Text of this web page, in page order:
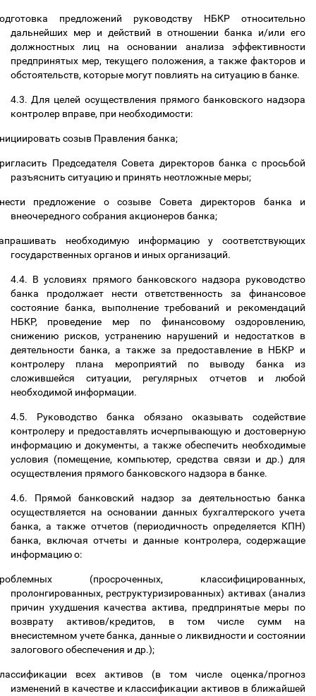
предложений руководству НБКР относительно
дальнейших мер и действий в отношении банка и/или его
должностных лиц на основании анализа эффективности
предпринятых мер, текущего положения, а также факторов и
обстоятельств, которые могут повлиять на ситуацию в банке.
4.3. Для целей осуществления прямого банковского надзора
контролер вправе, при необходимости:
созыв Правления банка;
Председателя Совета директоров банка с просьбой
разъяснить ситуацию и принять неотложные меры;
предложение о созыве Совета директоров банка и
внеочередного собрания акционеров банка;
необходимую информацию у соответствующих
государственных органов и иных организаций.
4.4. В условиях прямого банковского надзора руководство
банка продолжает нести ответственность за финансовое
состояние банка, выполнение требований и рекомендаций
НБКР, проведение мер по финансовому оздоровлению,
снижению рисков, устранению нарушений и недостатков в
деятельности банка, а также за предоставление в НБКР и
контролеру плана мероприятий по выводу банка из
сложившейся ситуации, регулярных отчетов и любой
необходимой информации.
4.5. Руководство банка обязано оказывать содействие
контролеру и предоставлять исчерпывающую и достоверную
информацию и документы, а также обеспечить необходимые
условия (помещение, компьютер, средства связи и др.) для
осуществления прямого банковского надзора в банке.
4.6. Прямой банковский надзор за деятельностью банка
осуществляется на основании данных бухгалтерского учета
банка, а также отчетов (периодичность определяется КПН)
банка, включая отчеты и данные контролера, содержащие
информацию о:
(просроченных, классифицированных,
пролонгированных, реструктуризированных) активах (анализ
причин ухудшения качества актива, предпринятые меры по
возврату активов/кредитов, в том числе сумм на
внесистемном учете банка, данные о ликвидности и состоянии
залогового обеспечения и др.);
всех активов (в том числе оценка/прогноз
изменений в качестве и классификации активов в ближайшей